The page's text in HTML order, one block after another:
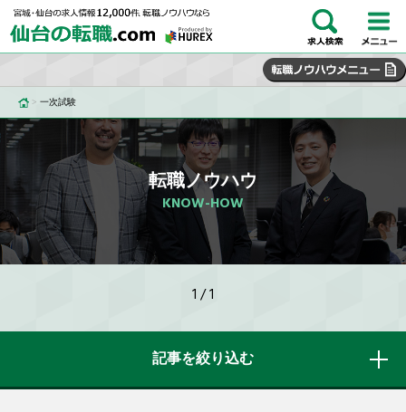
> 一次試験
転職ノウハウ
KNOW-HOW
1 / 1
記事を絞り込む